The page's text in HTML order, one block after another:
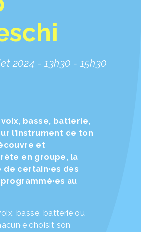
2024 - 13h30 - 15h30
voix, basse, batterie,
l’instrument de ton
et
en groupe, la
de certain·es des
au
basse, batterie ou
choisit son